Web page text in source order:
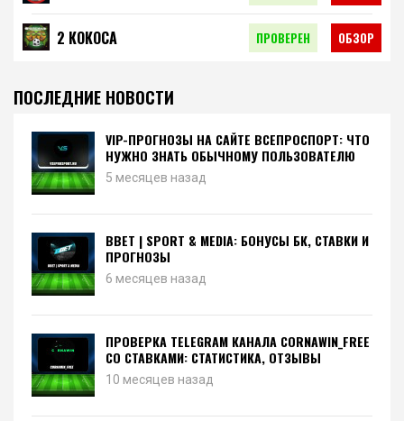
2 КОКОСА ПРОВЕРЕН ОБЗОР
ПОСЛЕДНИЕ НОВОСТИ
VIP-ПРОГНОЗЫ НА САЙТЕ ВСЕПРОСПОРТ: ЧТО
НУЖНО ЗНАТЬ ОБЫЧНОМУ ПОЛЬЗОВАТЕЛЮ
5 месяцев назад
BBET | SPORT & MEDIA: БОНУСЫ БК, СТАВКИ И
ПРОГНОЗЫ
6 месяцев назад
ПРОВЕРКА TELEGRAM КАНАЛА CORNAWIN_FREE
СО СТАВКАМИ: СТАТИСТИКА, ОТЗЫВЫ
10 месяцев назад